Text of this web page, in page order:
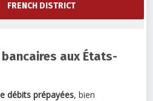
FRENCH DISTRICT
aux États-
débits prépayées, bien